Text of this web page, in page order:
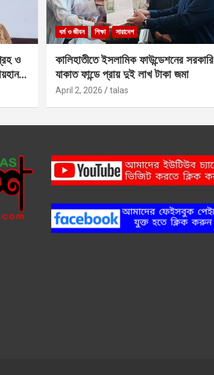
ও
ধর্ম ও জীবন শিক্ষা সারাদেশ
কালিহাতীতে ইসলামিক ফাউন্ডেশনের সরকারি
যাকাত ফান্ডে প্রায় দুই লাখ টাকা জমা
April 2, 2026 talas